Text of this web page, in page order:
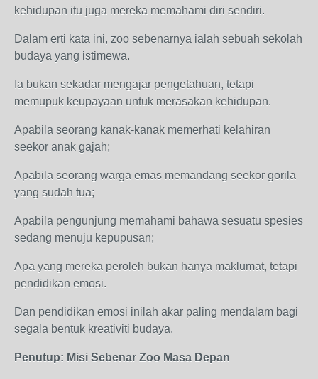
kehidupan itu juga mereka memahami diri sendiri.
Dalam erti kata ini, zoo sebenarnya ialah sebuah sekolah
budaya yang istimewa.
Ia bukan sekadar mengajar pengetahuan, tetapi
memupuk keupayaan untuk merasakan kehidupan.
Apabila seorang kanak-kanak memerhati kelahiran
seekor anak gajah;
Apabila seorang warga emas memandang seekor gorila
yang sudah tua;
Apabila pengunjung memahami bahawa sesuatu spesies
sedang menuju kepupusan;
Apa yang mereka peroleh bukan hanya maklumat, tetapi
pendidikan emosi.
Dan pendidikan emosi inilah akar paling mendalam bagi
segala bentuk kreativiti budaya.
Penutup: Misi Sebenar Zoo Masa Depan